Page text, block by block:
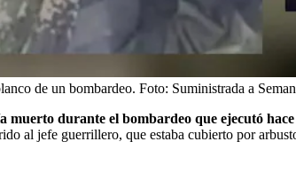
de un bombardeo. Foto: Suministrada a
durante el bombardeo que ejecutó
al jefe guerrillero, que estaba cubierto por